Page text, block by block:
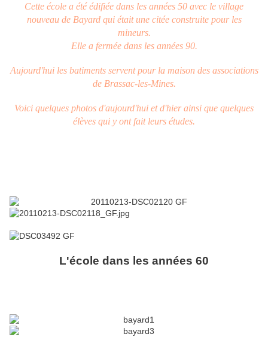
Cette école a été édifiée dans les années 50 avec le village
nouveau de Bayard qui était une citée construite pour les
mineurs.
Elle a fermée dans les années 90.
Aujourd'hui les batiments servent pour la maison des associations
de Brassac-les-Mines.
Voici quelques photos d'aujourd'hui et d'hier ainsi que quelques
élèves qui y ont fait leurs études.
L'école dans les années 60